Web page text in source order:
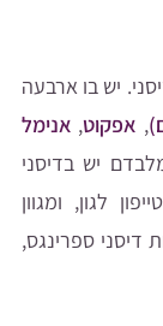
יש בו ארבעה
, אפקוט, אנימל
יש בדיסני
לגון, ומגוון
דיסני ספרינגס,